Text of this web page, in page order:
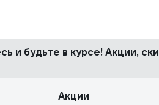
и будьте в курсе! Акции,
Акции